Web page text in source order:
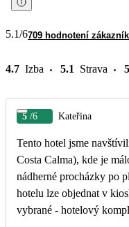
5.1/6709 hodnotení
4.7 Izba 5.1 Strava 5
5 /6 Kateřina
Tento hotel jsme
Costa Calma), kde je
nádherné procházky po
hotelu lze objednat v
vybrané - hotelový